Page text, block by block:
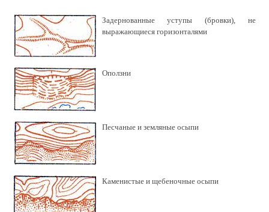
Задернованные уступы (бровки), не
выражающиеся горизонталями
Оползни
Песчаные и земляные осыпи
Каменистые и щебеночные осыпи